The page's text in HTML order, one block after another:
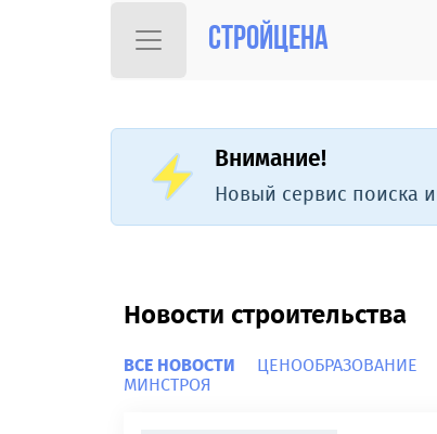
Стройцена
Внимание!
Новый сервис поиска
Новости строительства
ВСЕ НОВОСТИ ЦЕНООБРАЗОВАНИЕ
МИНСТРОЯ